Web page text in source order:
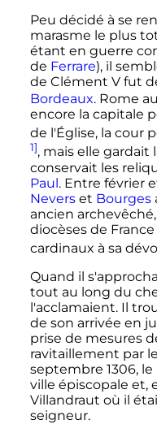
Peu décidé à se
marasme le plus
étant en guerre
de Ferrare), il
de Clément Vfut
Bordeaux. Rome au
encore la capitale
de l'Église, la cour
1], mais elle gardait
conservait les
Paul. Entre février
Neverset Bourges
ancien
diocèses de
cardinaux à sa
Quand il
tout au long du
l'acclamaient. Il
de son arrivée en
prise de mesures
ravitaillement par le
septembre 1306,
ville épiscopale et,
Villandraut où il
seigneur.